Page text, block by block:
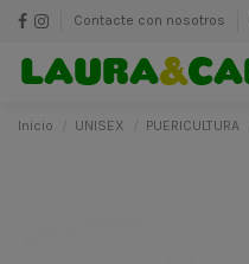
Contacte con nosotros
Inicio UNISEX PUERICULTURA